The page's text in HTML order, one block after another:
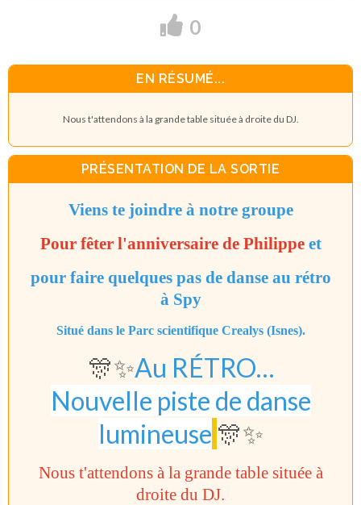
0
EN RÉSUMÉ...
Nous t'attendons à la grande table située à droite du DJ.
PRÉSENTATION DE LA SORTIE
Viens te joindre à notre groupe
Pour fêter l'anniversaire de Philippeet
pour faire quelques pas de danse au rétro
à Spy
Situé dans le Parc scientifique Crealys (Isnes).
🎊✨Au RÉTRO…
Nouvelle piste de danse
lumineuse 🎊✨
Nous t'attendons à la grande table située à
droite du DJ.